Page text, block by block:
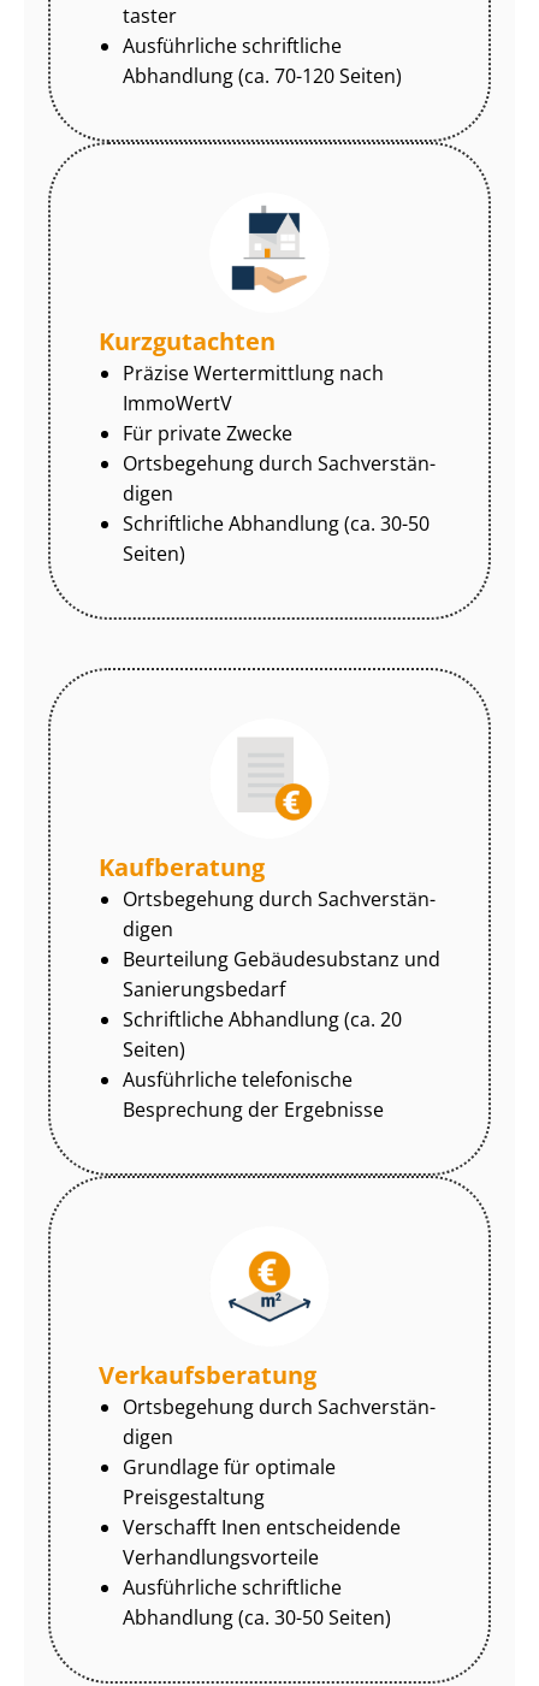
tas­ter
Ausführliche schriftliche
Abhandlung (ca. 70-120 Seiten)
Kurzgutachten
Präzise Wertermittlung nach
ImmoWertV
Für private Zwecke
Ortsbegehung durch Sach­ver­stän­
di­gen
Schriftliche Abhandlung (ca. 30-50
Seiten)
Kaufberatung
Ortsbegehung durch Sach­ver­stän­
di­gen
Beurteilung Gebäudesubstanz und
Sa­nie­rungs­be­darf
Schriftliche Abhandlung (ca. 20
Seiten)
Ausführliche telefonische
Besprechung der Ergebnisse
Ver­kaufs­be­ra­tung
Ortsbegehung durch Sach­ver­stän­
di­gen
Grundlage für optimale
Preisgestaltung
Verschafft Inen entscheidende
Ver­hand­lungs­vor­tei­le
Ausführliche schriftliche
Abhandlung (ca. 30-50 Seiten)